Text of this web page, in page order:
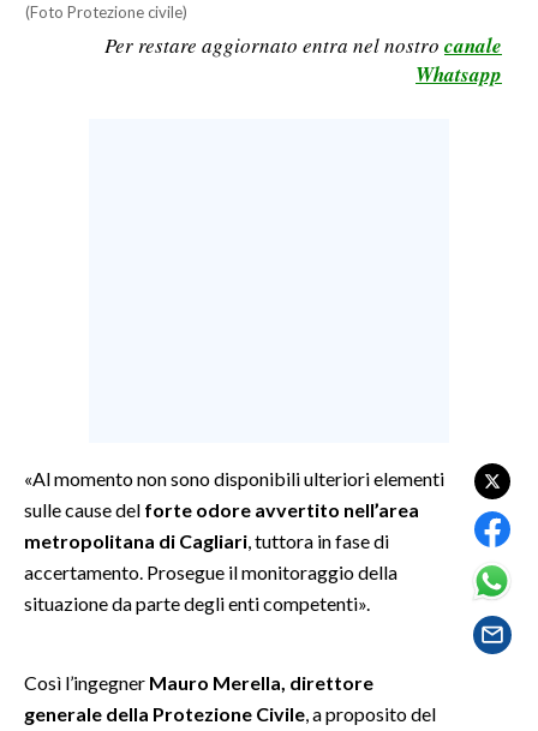
SPORT IN SARDEGNA
SPETTACOLI
GOSSIP
SALUTE
SARDI NEL MONDO
(Foto Protezione civile)
Per restare aggiornato entra nel nostro canale
Whatsapp
«Al momento non sono disponibili ulteriori elementi
sulle cause del forte odore avvertito nell’area
metropolitana di Cagliari , tuttora in fase di
accertamento. Prosegue il monitoraggio della
situazione da parte degli enti competenti».
Così l’ingegner Mauro Merella, direttore
generale della Protezione Civile , a proposito del